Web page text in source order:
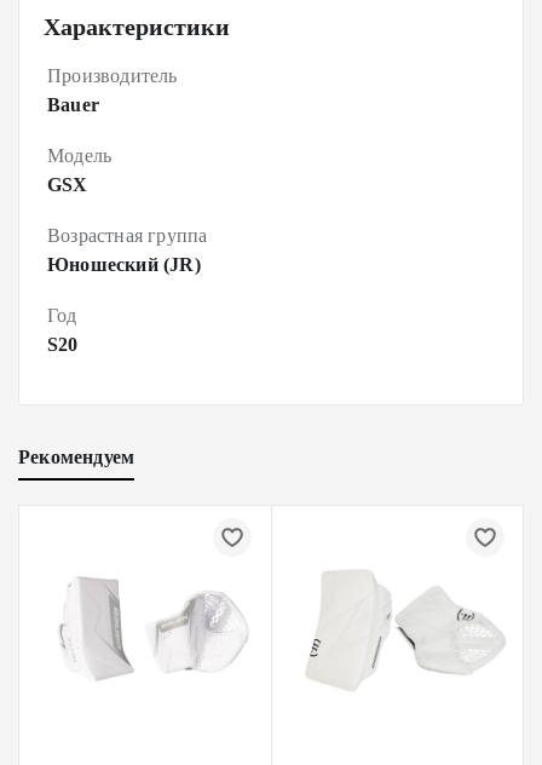
Характеристики
Производитель
Bauer
Модель
GSX
Возрастная группа
Юношеский (JR)
Год
S20
Рекомендуем